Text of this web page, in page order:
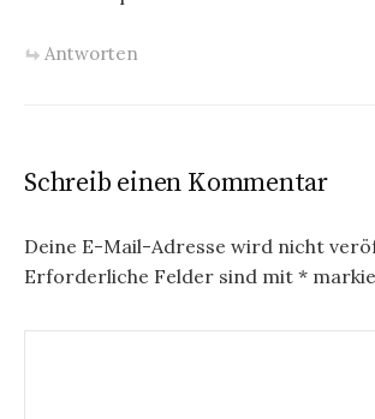
Antworten
Schreib einen Kommentar
Deine E-Mail-Adresse wird nicht
Erforderliche Felder sind mit *